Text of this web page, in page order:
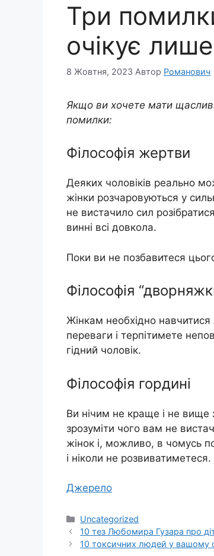
Три
очікує
8 Жовтня, 2023 Автор Романович
Якщо ви хочете мати
помилки:
Філософія жертви
Деяких чоловіків реально
жінки розчаровуються у
не вистачило сил
винні всі довкола.
Поки ви не позбавитеся
Філософія
Жінкам необхідно
переваги і терпітимете
гідний чоловік.
Філософія гордині
Ви нічим не краще і не вище
зрозуміти чого вам не
жінок і, можливо, в чомусь
і ніколи не розвиватиметеся.
Джерело
Категорії
Uncategorized
10 тез Любомира Гузара про
10 токсичних людей у вашому